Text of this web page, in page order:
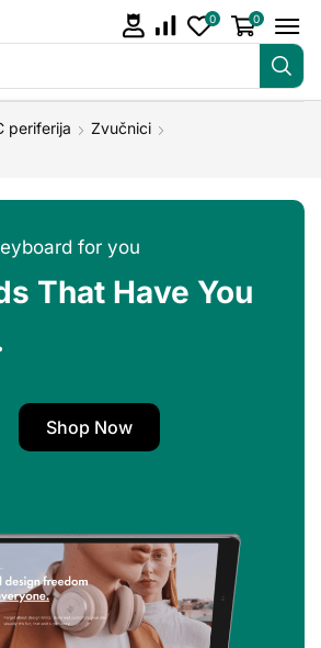
0 0
periferija
Zvučnici
for you
That Have You
Shop Now